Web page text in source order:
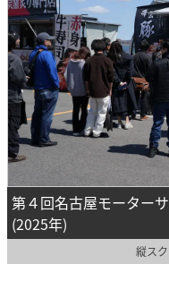
第４回名古屋モーター
(2025年)
縦ス